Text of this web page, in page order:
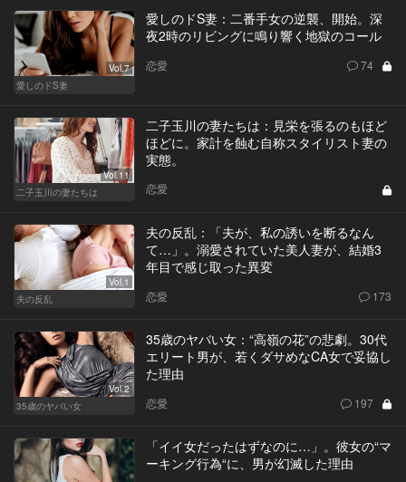
Vol.7
愛しのドS妻
愛しのドS妻：二番手女の逆襲、開始。深
夜2時のリビングに鳴り響く地獄のコール
恋愛 74
Vol.11
二子玉川の妻たちは
二子玉川の妻たちは：見栄を張るのもほど
ほどに。家計を蝕む自称スタイリスト妻の
実態。
恋愛
Vol.1
夫の反乱
夫の反乱：「夫が、私の誘いを断るなん
て…」。溺愛されていた美人妻が、結婚3
年目で感じ取った異変
恋愛 173
Vol.2
35歳のヤバい女
35歳のヤバい女：“高嶺の花”の悲劇。30代
エリート男が、若くダサめなCA女で妥協し
た理由
恋愛 197
「イイ女だったはずなのに…」。彼女の“マ
ーキング行為“に、男が幻滅した理由